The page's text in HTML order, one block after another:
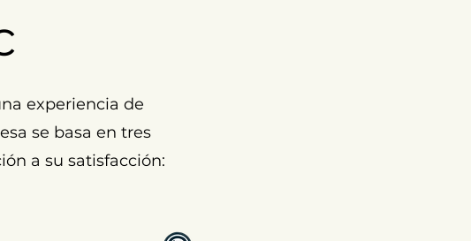
experiencia de
se basa en tres
a su satisfacción: